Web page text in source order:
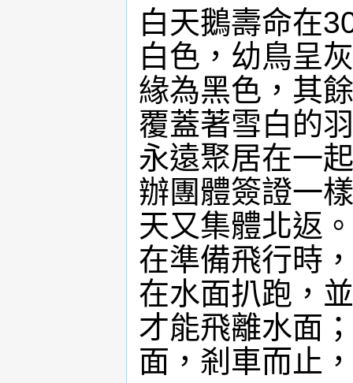
白天鵝壽命在
白色，幼鳥呈
緣為黑色，其
覆蓋著雪白的
永遠聚居在一
辦團體簽證一
天又集體北返
在準備飛行時
在水面扒跑，
才能飛離水面
面，剎車而止